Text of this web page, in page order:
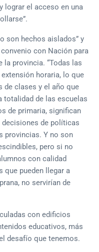
lograr el acceso en una
son hechos aislados” y
con Nación para
la provincia. “Todas las
horaria, lo que
de clases y el año que
totalidad de las escuelas
de primaria, significan
de políticas
provincias. Y no son
pero si no
con calidad
que pueden llegar a
no servirían de
con edificios
educativos, más
desafío que tenemos.